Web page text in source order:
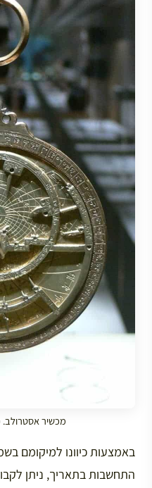
מכשיר אסטרולב.
באמצעות כיוונו למיקומם
התחשבות בתאריך, ניתן